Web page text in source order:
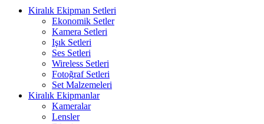
Kiralık Ekipman Setleri
Ekonomik Setler
Kamera Setleri
Işık Setleri
Ses Setleri
Wireless Setleri
Fotoğraf Setleri
Set Malzemeleri
Kiralık Ekipmanlar
Kameralar
Lensler